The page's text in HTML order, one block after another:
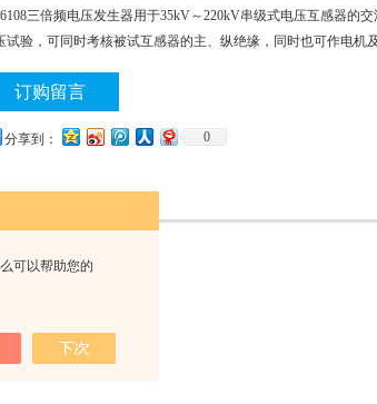
可以帮助您的
三倍频电压发生器用于35kV～220kV串级式电压互感器的
试验，可同时考核被试互感器的主、纵绝缘，同时也可作电机
订购留言
分享到： 0